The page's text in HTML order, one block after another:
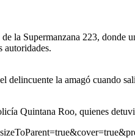
la Supermanzana 223,
autoridades.
delincuente la amagó cuando
Quintana Roo, quienes